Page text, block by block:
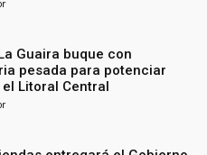
Guaira buque con
pesada para potenciar
Litoral Central